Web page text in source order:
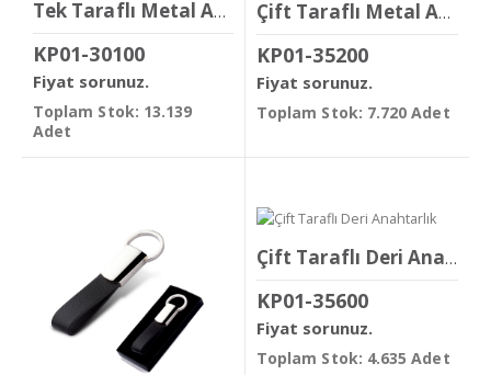
Tek Taraflı Metal Anahtarlık
KP01-30100
Fiyat sorunuz.
Toplam Stok: 13.139
Adet
Çift Taraflı Metal Anahtarlık
KP01-35200
Fiyat sorunuz.
Toplam Stok: 7.720 Adet
Çift Taraflı Deri Anahtarlık
KP01-35600
Fiyat sorunuz.
Toplam Stok: 4.635 Adet